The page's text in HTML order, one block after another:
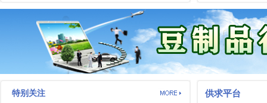
特别关注 供求平台